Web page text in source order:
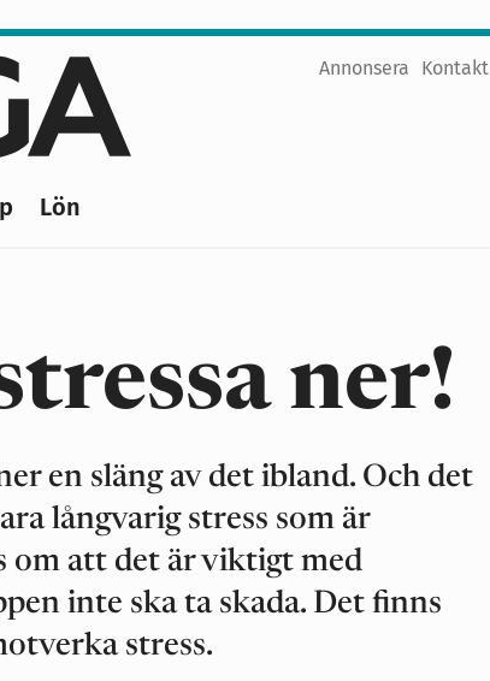
Annonsera Kontakt
Lön
ner!
en släng av det ibland. Och det
långvarig stress som är
om att det är viktigt med
inte ska ta skada. Det finns
stress.